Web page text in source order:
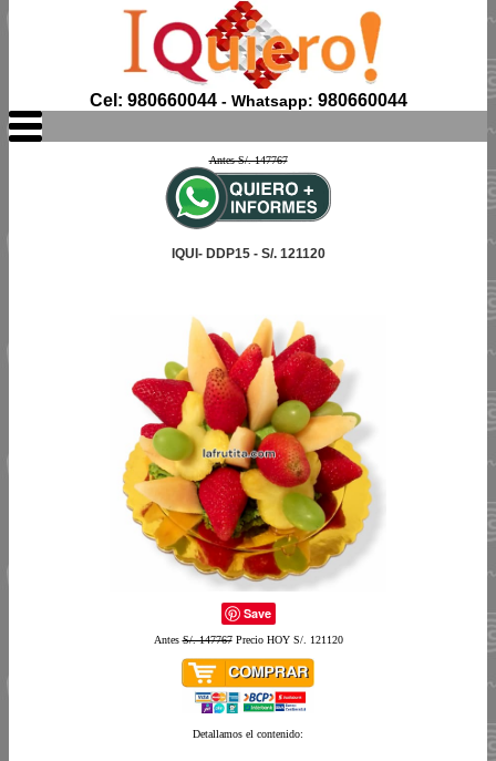
Cel: 980660044- Whatsapp: 980660044
Antes S/. 147767
IQUI- DDP15 - S/. 121120
Save
AntesS/. 147767Precio HOY S/. 121120
Detallamos el contenido: